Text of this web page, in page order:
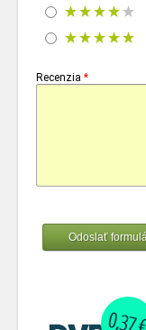
Recenzia *
Odoslať